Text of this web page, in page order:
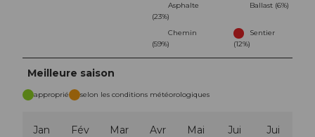
Asphalte
(23%)
Ballast (6%)
Chemin
(59%)
Sentier
(12%)
Meilleure saison
approprié selon les conditions météorologiques
Jan Fév Mar Avr Mai Jui Jui